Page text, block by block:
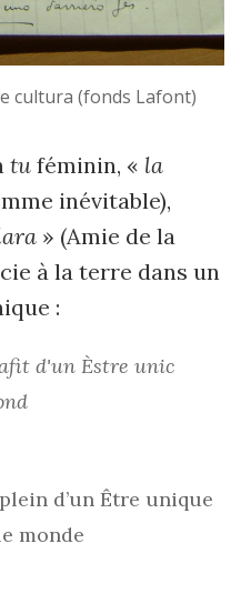
cultura (fonds Lafont)
tu féminin, « la
inévitable),
» (Amie de la
à la terre dans un
:
d'un Èstre unic
d’un Être unique
monde